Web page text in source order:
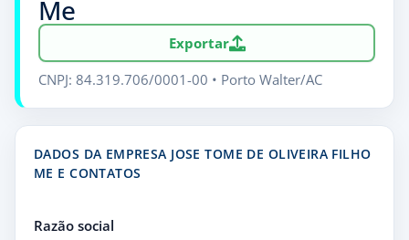
Me
Exportar
CNPJ: 84.319.706/0001-00 • Porto Walter/AC
DADOS DA EMPRESA JOSE TOME DE OLIVEIRA FILHO
ME E CONTATOS
Razão social